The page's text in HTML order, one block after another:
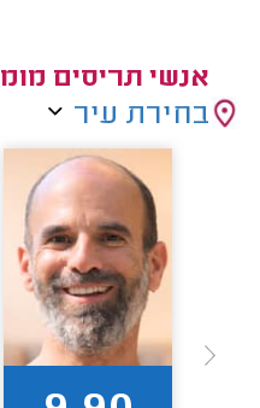
אנשי תריסים
בחירת עיר